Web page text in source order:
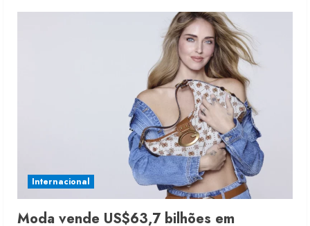
Internacional
Moda vende US$63,7 bilhões em